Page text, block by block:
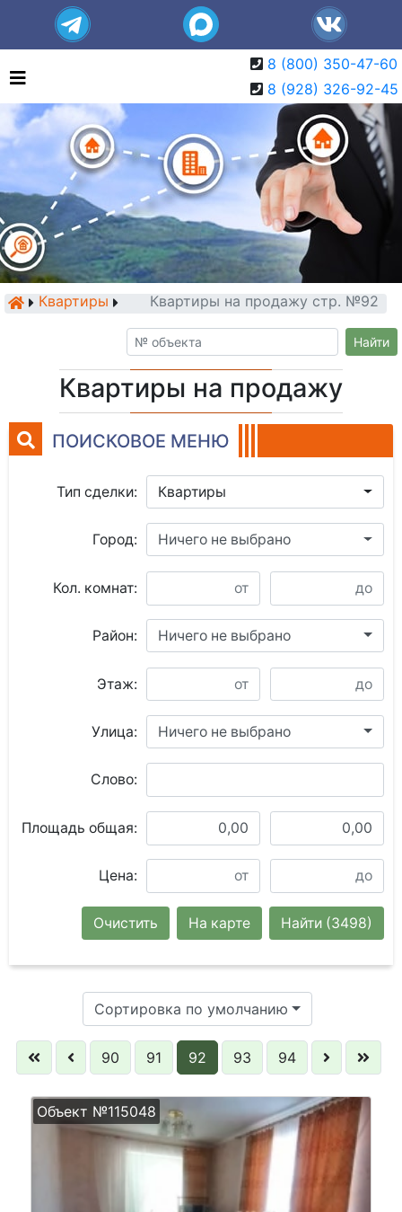
8 (800) 350-47-60
8 (928) 326-92-45
Квартиры Квартиры на продажу стр. №92
Найти
Квартиры на продажу
ПОИСКОВОЕ МЕНЮ
Тип сделки: Квартиры
Город: Ничего не выбрано
Кол. комнат:
Район: Ничего не выбрано
Этаж:
Улица: Ничего не выбрано
Слово:
Площадь общая:
Цена:
Найти (3498)
На карте
Очистить
Сортировка по умолчанию
90 91 92 93 94
Объект №115048